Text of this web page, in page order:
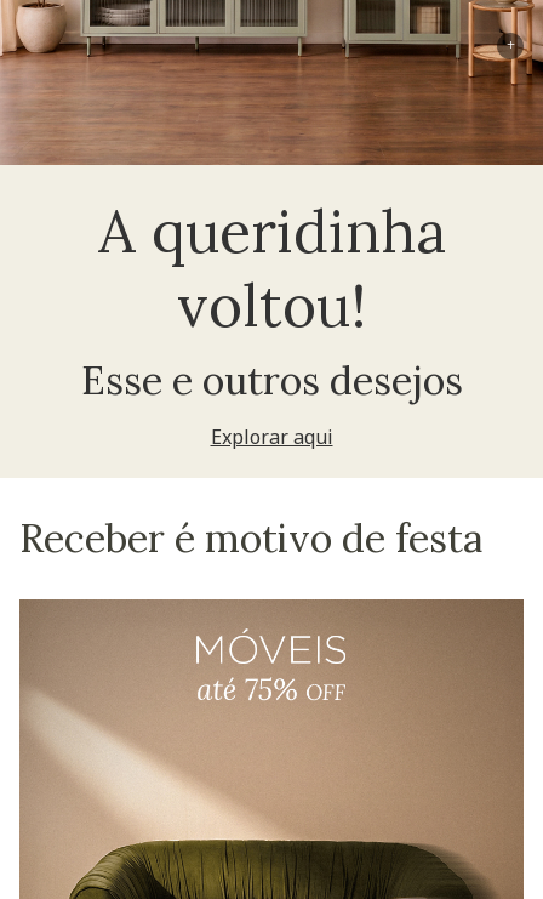
A queridinha
voltou!
Esse e outros desejos
Explorar aqui
+
Receber é motivo de festa